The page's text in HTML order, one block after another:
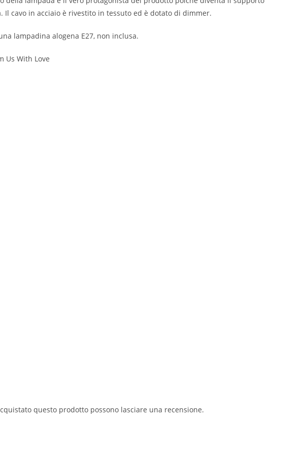
Il cavo in acciaio è rivestito in tessuto ed è dotato di dimmer.
lampadina alogena E27, non inclusa.
Us With Love
questo prodotto possono lasciare una recensione.